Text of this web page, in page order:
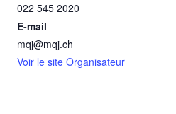
022 545 2020
E-mail
mqj@mqj.ch
Voir le site Organisateur